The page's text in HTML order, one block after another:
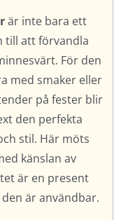
är inte bara ett
till att förvandla
För den
med smaker eller
på fester blir
den perfekta
stil. Här möts
känslan av
är en present
är användbar.